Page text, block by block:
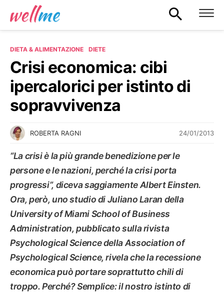
DIETA & ALIMENTAZIONE DIETE
Crisi economica: cibi
ipercalorici per istinto di
sopravvivenza
ROBERTA RAGNI 24/01/2013
“La crisi è la più grande benedizione per le
persone e le nazioni, perché la crisi porta
progressi”, diceva saggiamente Albert Einsten.
Ora, però, uno studio di Juliano Laran della
University of Miami School of Business
Administration, pubblicato sulla rivista
Psychological Science della Association of
Psychological Science, rivela che la recessione
economica può portare soprattutto chili di
troppo. Perché? Semplice: il nostro istinto di